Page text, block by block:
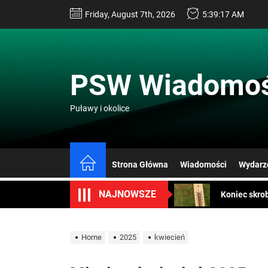
Friday, August 7th, 2026 5:39:18 AM
PSW
Puławy i okolice
Strona Główna Wiadomości
NAJNOWSZE
Koniec
Koniec
Home 2025 kwiecień